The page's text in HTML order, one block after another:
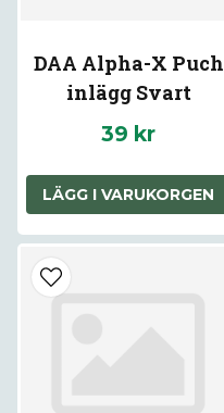
DAA Alpha-X Puch
inlägg Svart
39 kr
LÄGG I VARUKORGEN